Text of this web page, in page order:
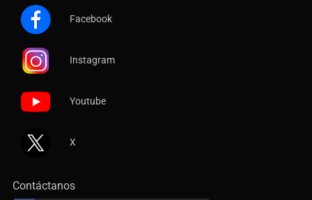
Facebook
Instagram
Youtube
X
Contáctanos